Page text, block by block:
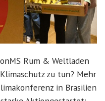
Rum & Weltladen
zu tun? Mehr
in Brasilien